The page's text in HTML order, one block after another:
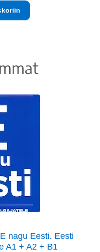
nagu Eesti. Eesti
A1 + A2 + B1